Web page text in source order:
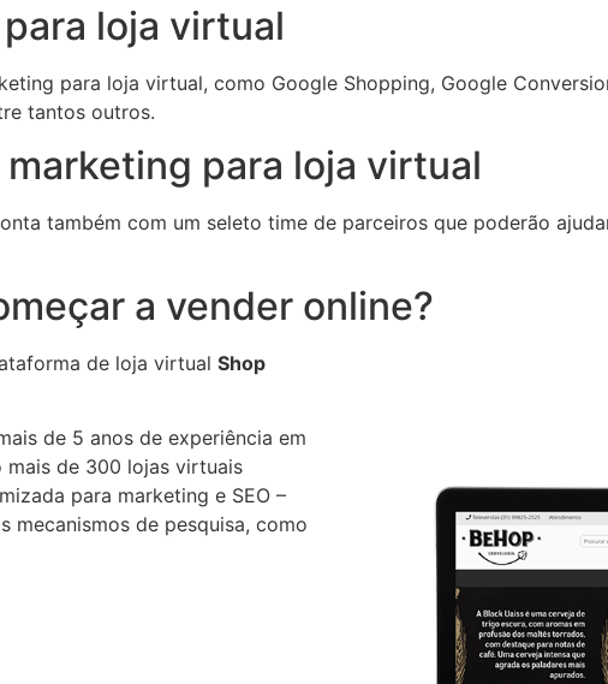
loja virtual
para loja virtual, como Google Shopping, Google
tantos outros.
para loja virtual
também com um seleto time de parceiros que poderão
a vender online?
de loja virtual Shop
de 5 anos de experiência em
mais de 300 lojas virtuais
para marketing e SEO –
mecanismos de pesquisa, como